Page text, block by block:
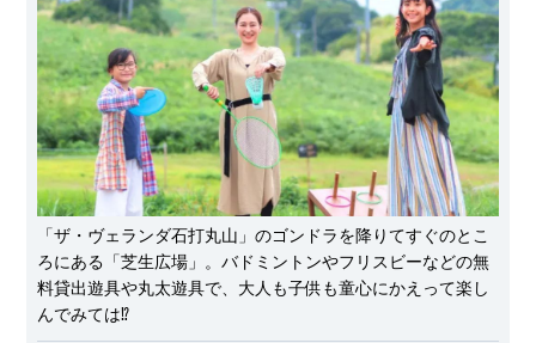
「ザ・ヴェランダ石打丸山」のゴンドラを降りてすぐのとこ
ろにある「芝生広場」。バドミントンやフリスビーなどの無
料貸出遊具や丸太遊具で、大人も子供も童心にかえって楽し
んでみては⁉